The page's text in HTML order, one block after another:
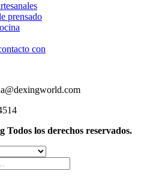
prensado
con
Todos los derechos reservados.